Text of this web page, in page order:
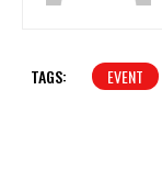
TAGS: EVENT